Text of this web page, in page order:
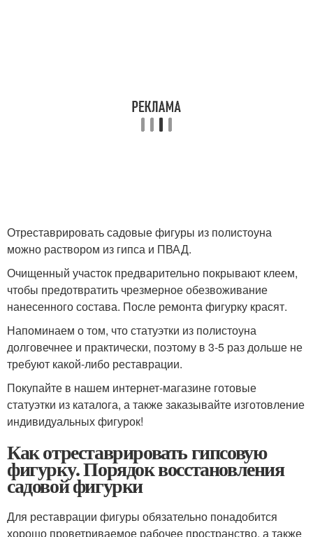
Отреставрировать садовые фигуры из полистоуна
можно раствором из гипса и ПВАД.
Очищенный участок предварительно покрывают клеем,
чтобы предотвратить чрезмерное обезвоживание
нанесенного состава. После ремонта фигурку красят.
Напоминаем о том, что статуэтки из полистоуна
долговечнее и практически, поэтому в 3-5 раз дольше не
требуют какой-либо реставрации.
Покупайте в нашем интернет-магазине готовые
статуэтки из каталога, а также заказывайте изготовление
индивидуальных фигурок!
Как отреставрировать гипсовую
фигурку. Порядок восстановления
садовой фигурки
Для реставрации фигуры обязательно понадобится
хорошо проветриваемое рабочее пространство, а также